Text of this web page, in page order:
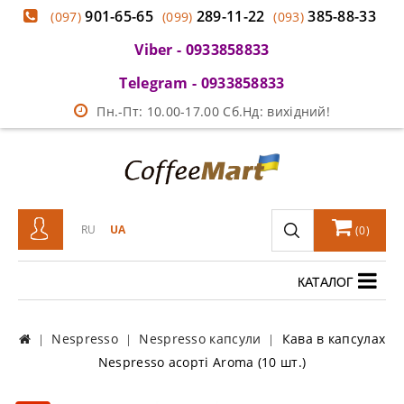
(097)901-65-65 (099) 289-11-22 (093)385-88-33
Viber - 0933858833
Telegram - 0933858833
Пн.-Пт: 10.00-17.00 Сб.Нд: вихідний!
RU UA (0)
КАТАЛОГ
Nespresso Nespresso капсули
Кава в капсулах
Nespresso асорті Aroma (10 шт.)